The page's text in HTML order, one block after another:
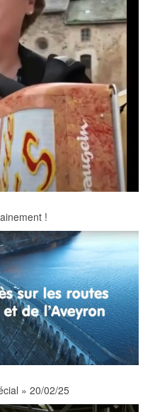
!
» 20/02/25